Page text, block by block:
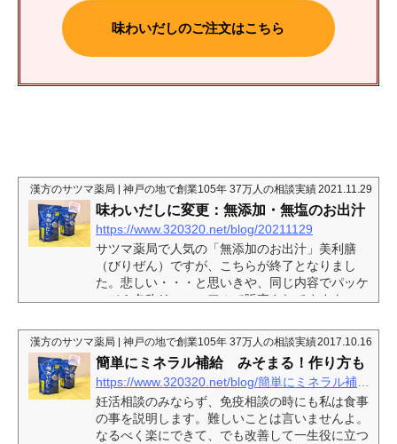
味わいだしのご注文はこちら
漢方のサツマ薬局 | 神戸の地で創業105年 37万人の相談実績2021.11.29
味わいだしに変更：無添加・無塩のお出汁
https://www.320320.net/blog/20211129
サツマ薬局で人気の「無添加のお出汁」美利膳
（びりぜん）ですが、こちらが終了となりまし
た。悲しい・・・と思いきや、同じ内容でパッケ
ージ＆名称リニューアルで販売されてますよ。こ
出汁、商品パッケージ名称変更です。・中身と価
格とボリュームは同じ！・ペプチド状態なので効
率よく吸収●「味わいだし」になりました！パッ
ケージがオールカラーになりました(^^)前のデザ
インも良いですが、少しかわいい魚のイラストが
入ったタイプになりました。天然ペプチドがわか
りやすく入ってます...
漢方のサツマ薬局 | 神戸の地で創業105年 37万人の相談実績2017.10.16
簡単にミネラル補給 みそまる！作り方も
妊活相談のみならず、免疫相談の時にも私は食事
の事を説明します。難しいことは言いませんよ。
なるべく楽にできて、でも改善して一生役に立つ